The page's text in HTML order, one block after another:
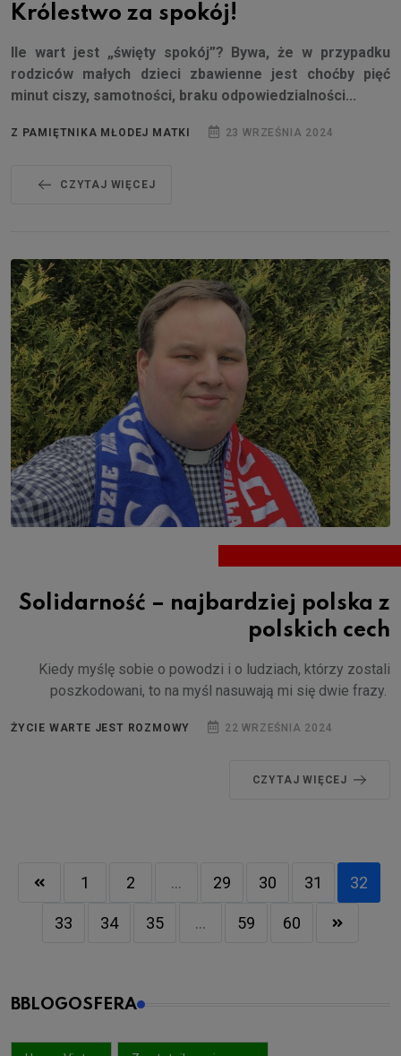
Królestwo za spokój!
Ile wart jest „święty spokój”? Bywa, że w przypadku
rodziców małych dzieci zbawienne jest choćby pięć
minut ciszy, samotności, braku odpowiedzialności...
Z PAMIĘTNIKA MŁODEJ MATKI 23 WRZEŚNIA 2024
CZYTAJ WIĘCEJ
Solidarność – najbardziej polska z
polskich cech
Kiedy myślę sobie o powodzi i o ludziach, którzy zostali
poszkodowani, to na myśl nasuwają mi się dwie frazy.
ŻYCIE WARTE JEST ROZMOWY 22 WRZEŚNIA 2024
CZYTAJ WIĘCEJ
1 2 ... 29 30 31 32
33 34 35 ... 59 60
BBLOGOSFERA